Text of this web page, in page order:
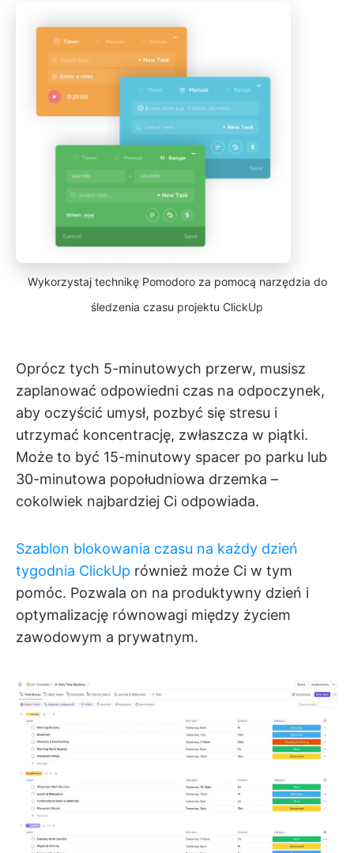
Wykorzystaj technikę Pomodoro za pomocą narzędzia do
śledzenia czasu projektu ClickUp
Oprócz tych 5-minutowych przerw, musisz
zaplanować odpowiedni czas na odpoczynek,
aby oczyścić umysł, pozbyć się stresu i
utrzymać koncentrację, zwłaszcza w piątki.
Może to być 15-minutowy spacer po parku lub
30-minutowa popołudniowa drzemka –
cokolwiek najbardziej Ci odpowiada.
Szablon blokowania czasu na każdy dzień
tygodnia ClickUp również może Ci w tym
pomóc. Pozwala on na produktywny dzień i
optymalizację równowagi między życiem
zawodowym a prywatnym.